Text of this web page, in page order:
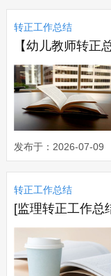
转正工作总结
【幼儿教师转正
发布于：2026-07-09
转正工作总结
[监理转正工作总